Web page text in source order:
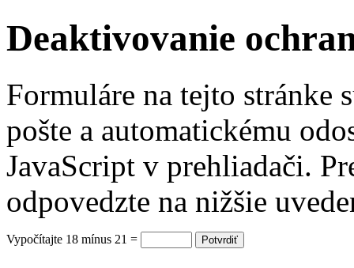
Deaktivovanie
Formuláre na tejto stránke
pošte a automatickému
JavaScript v prehliadači.
odpovedzte na nižšie
Vypočítajte 18 mínus 21 =